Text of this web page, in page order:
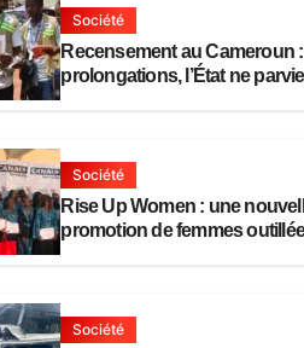
Société
Recensement au Cameroun
prolongations, l’État ne
Société
Rise Up Women : une
promotion de femmes
Société